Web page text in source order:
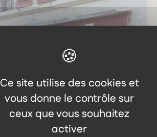
Ce site utilise des cookies et
vous donne le contrôle sur
ceux que vous souhaitez
activer